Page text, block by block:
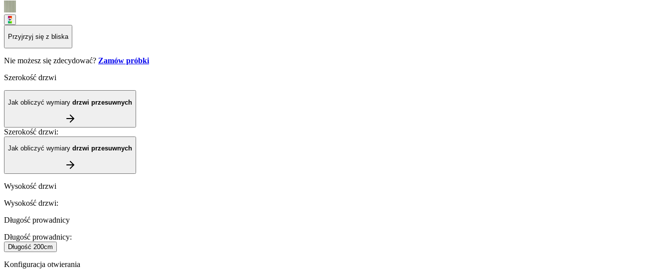
+
Przyjrzyj się z bliska
Nie możesz się zdecydować? Zamów próbki
Szerokość drzwi
Jak obliczyć wymiary drzwi przesuwnych
Szerokość drzwi:
Jak obliczyć wymiary drzwi przesuwnych
Wysokość drzwi
Wysokość drzwi:
Długość prowadnicy
Długość prowadnicy:
Długość 200cm
Konfiguracja otwierania